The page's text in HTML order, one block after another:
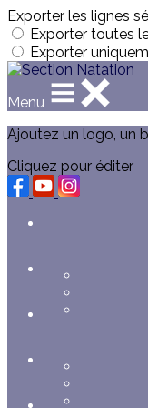
Exporter les lignes
Exporter toutes
Exporter
Menu
Ajoutez un logo, un
Cliquez pour éditer